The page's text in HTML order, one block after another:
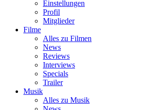
Einstellungen
Profil
Mitglieder
Filme
Alles zu Filmen
News
Reviews
Interviews
Specials
Trailer
Musik
Alles zu Musik